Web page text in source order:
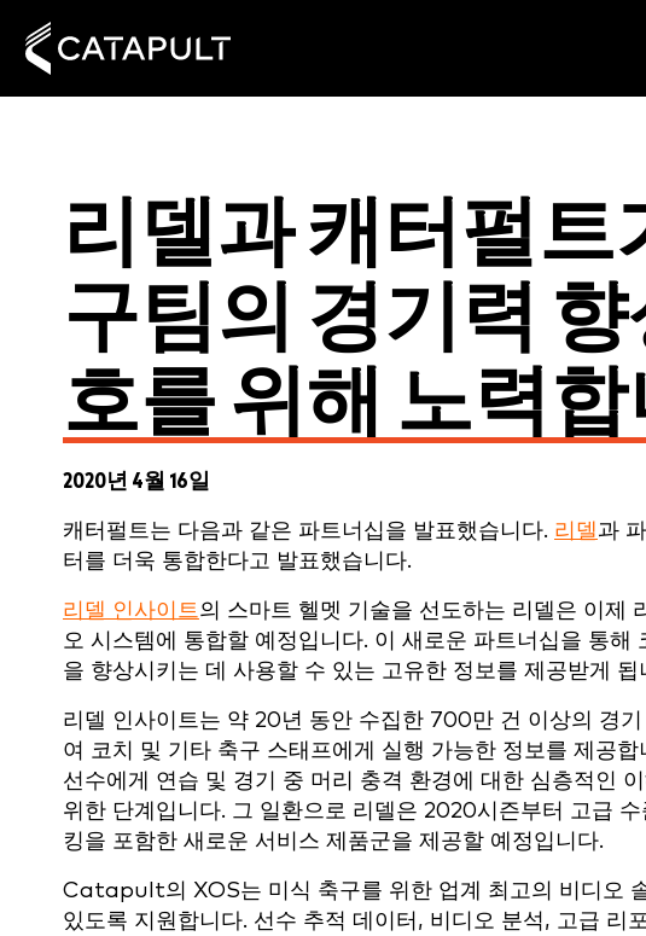
리델과 캐터펄트
구팀의 경기력
호를 위해 노력
2020년 4월 16일
캐터펄트는 다음과 같은 파트너십을 발표했습니다. 리델과
터를 더욱 통합한다고 발표했습니다.
리델 인사이트의 스마트 헬멧 기술을 선도하는 리델은 이제
오 시스템에 통합할 예정입니다. 이 새로운 파트너십을 통
을 향상시키는 데 사용할 수 있는 고유한 정보를 제공받게 됩
리델 인사이트는 약 20년 동안 수집한 700만 건 이상의 경
여 코치 및 기타 축구 스태프에게 실행 가능한 정보를 제공
선수에게 연습 및 경기 중 머리 충격 환경에 대한 심층적인
위한 단계입니다. 그 일환으로 리델은 2020시즌부터 고급
킹을 포함한 새로운 서비스 제품군을 제공할 예정입니다.
Catapult의 XOS는 미식 축구를 위한 업계 최고의 비디오
있도록 지원합니다. 선수 추적 데이터, 비디오 분석, 고급 리